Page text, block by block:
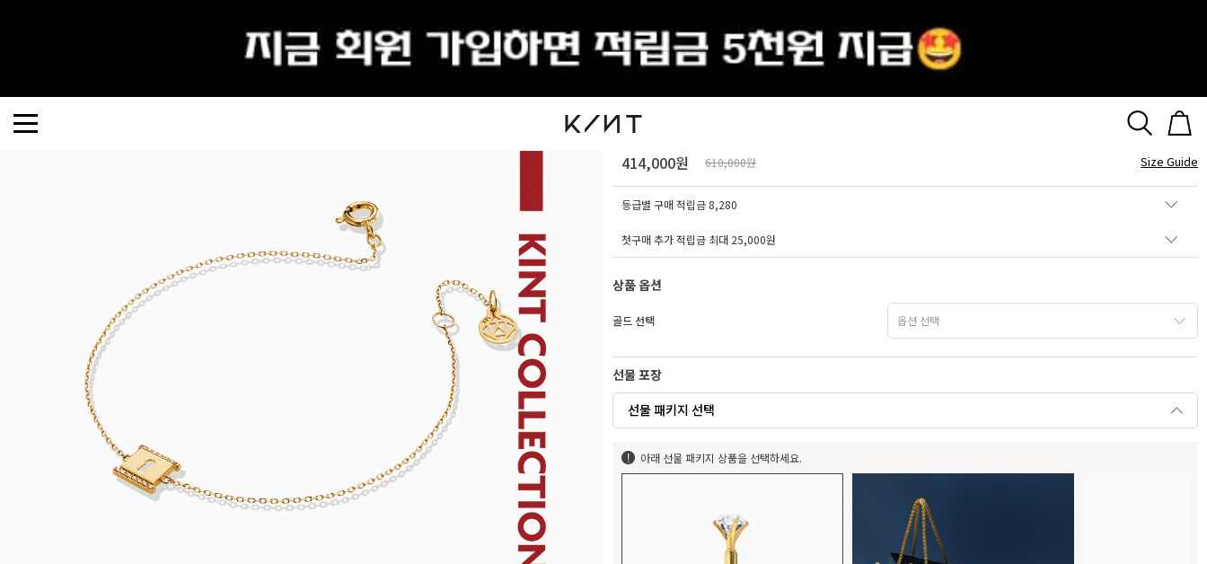
14K 18K 플랫 자물쇠 스톤 팔찌
414,000원 610,000원 Size Guide
등급별 구매 적립금 8,280
첫구매 추가 적립금 최대 25,000원
상품 옵션
골드 선택
선물 포장
선물 패키지 선택
아래 선물 패키지 상품을 선택하세요.